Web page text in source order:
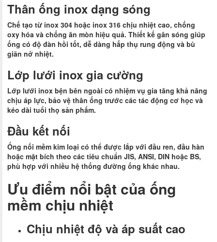
Thân ống inox dạng sóng
Chế tạo từ inox 304 hoặc inox 316 chịu nhiệt cao, chống
oxy hóa và chống ăn mòn hiệu quả. Thiết kế gân sóng giúp
ống có độ đàn hồi tốt, dễ dàng hấp thụ rung động và bù
giãn nở nhiệt.
Lớp lưới inox gia cường
Lớp lưới inox bện bên ngoài có nhiệm vụ gia tăng khả năng
chịu áp lực, bảo vệ thân ống trước các tác động cơ học và
kéo dài tuổi thọ sản phẩm.
Đầu kết nối
Ống nối mềm kim loại có thể được lắp với đầu ren, đầu hàn
hoặc mặt bích theo các tiêu chuẩn JIS, ANSI, DIN hoặc BS,
phù hợp với nhiều hệ thống đường ống khác nhau.
Ưu điểm nổi bật của ống
mềm chịu nhiệt
Chịu nhiệt độ và áp suất cao